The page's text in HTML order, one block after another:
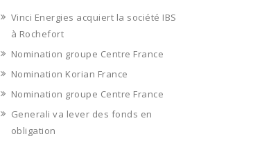
Vinci Energies acquiert la société IBS
à Rochefort
Nomination groupe Centre France
Nomination Korian France
Nomination groupe Centre France
Generali va lever des fonds en
obligation